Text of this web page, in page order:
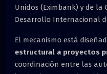
Unidos (Eximbank) y de la
Desarrollo Internacional
El mecanismo está
estructural a proyectos
coordinación entre las